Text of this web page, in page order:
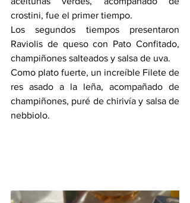
crostini, fue el primer tiempo.
Los segundos tiempos presentaron
Raviolis de queso con Pato Confitado,
champiñones salteados y salsa de uva.
Como plato fuerte, un increíble Filete de
res asado a la leña, acompañado de
champiñones, puré de chirivía y salsa de
nebbiolo.